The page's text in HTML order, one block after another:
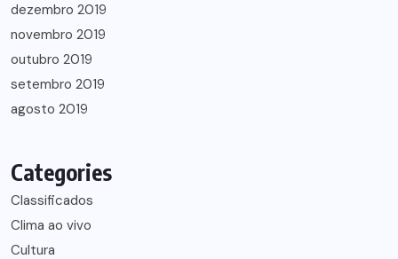
dezembro 2019
novembro 2019
outubro 2019
setembro 2019
agosto 2019
Categories
Classificados
Clima ao vivo
Cultura